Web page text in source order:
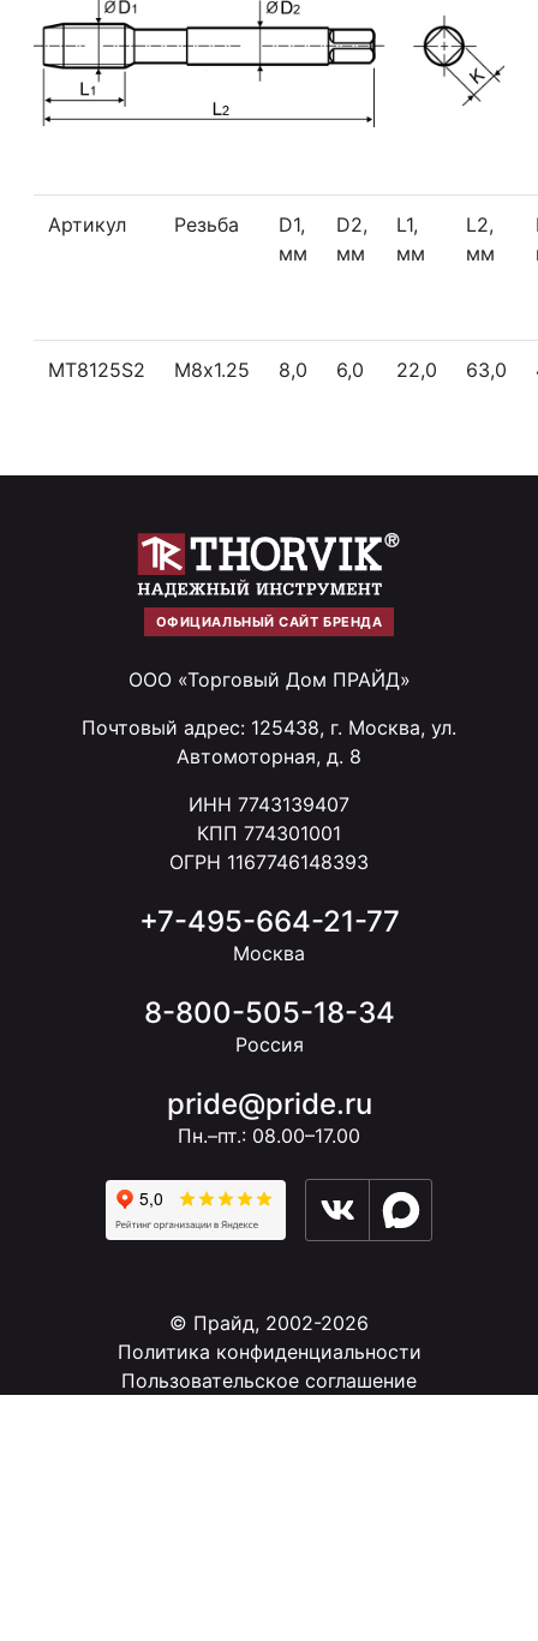
Артикул Резьба
D1,
мм
D2,
мм
L1,
мм
L2,
мм
MT8125S2 М8х1.25 8,0 6,0 22,0 63,0
ОФИЦИАЛЬНЫЙ САЙТ БРЕНДА
ООО «Торговый Дом ПРАЙД»
Почтовый адрес: 125438, г. Москва, ул.
Автомоторная, д. 8
ИНН 7743139407
КПП 774301001
ОГРН 1167746148393
+7-495-664-21-77
Москва
8-800-505-18-34
Россия
pride@pride.ru
Пн.–пт.: 08.00–17.00
© Прайд, 2002-2026
Политика конфиденциальности
Пользовательское соглашение